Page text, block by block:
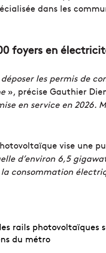
dans les
foyers en
les permis de
», précise Gauthier
en service en 2026.
vise une
d’environ 6,5
consommation
rails photovoltaïques
du métro